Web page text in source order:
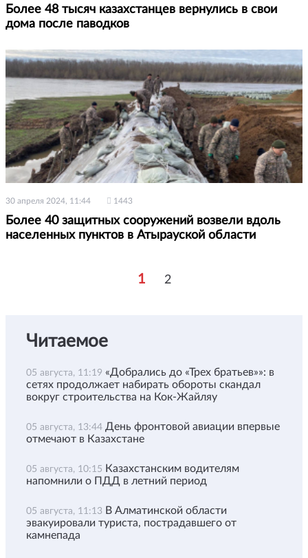
Более 48 тысяч казахстанцев вернулись в свои
дома после паводков
30 апреля 2024, 11:44 1443
Более 40 защитных сооружений возвели вдоль
населенных пунктов в Атырауской области
1 2
Читаемое
05 августа, 11:19 «Добрались до «Трех братьев»»: в
сетях продолжает набирать обороты скандал
вокруг строительства на Кок-Жайляу
05 августа, 13:44 День фронтовой авиации впервые
отмечают в Казахстане
05 августа, 10:15 Казахстанским водителям
напомнили о ПДД в летний период
05 августа, 11:13 В Алматинской области
эвакуировали туриста, пострадавшего от
камнепада